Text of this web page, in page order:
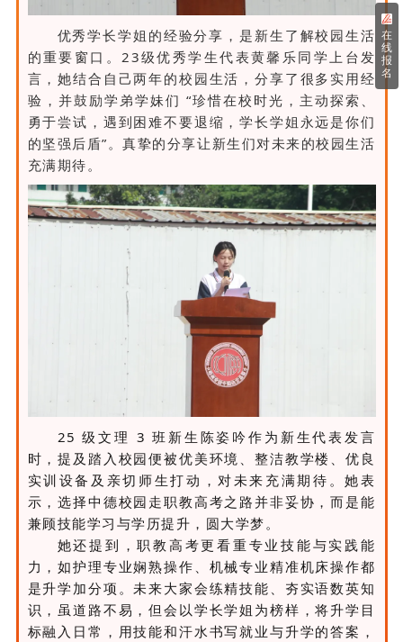
优秀学长学姐的经验分享，是新生了解校园生活
的重要窗口。23级优秀学生代表黄馨乐同学上台发
言，她结合自己两年的校园生活，分享了很多实用经
验，并鼓励学弟学妹们 “珍惜在校时光，主动探索、
勇于尝试，遇到困难不要退缩，学长学姐永远是你们
的坚强后盾”。真挚的分享让新生们对未来的校园生活
充满期待。
25 级文理 3 班新生陈姿吟作为新生代表发言
时，提及踏入校园便被优美环境、整洁教学楼、优良
实训设备及亲切师生打动，对未来充满期待。她表
示，选择中德校园走职教高考之路并非妥协，而是能
兼顾技能学习与学历提升，圆大学梦。
她还提到，职教高考更看重专业技能与实践能
力，如护理专业娴熟操作、机械专业精准机床操作都
是升学加分项。未来大家会练精技能、夯实语数英知
识，虽道路不易，但会以学长学姐为榜样，将升学目
标融入日常，用技能和汗水书写就业与升学的答案，
在
线
报
名